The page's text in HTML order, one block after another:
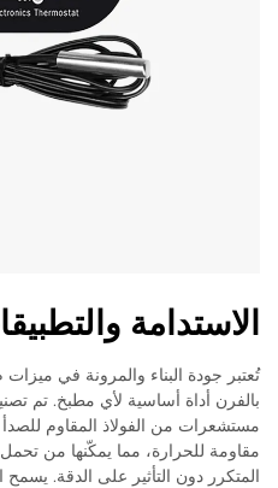
الاستدامة
بالفرن أداة أساسية لأي مطبخ. تم
مستشعرات من الفولاذ المقاوم
مقاومة للحرارة، مما يمكّنها من تحمل
المتكرر دون التأثير على الدقة. يسمح